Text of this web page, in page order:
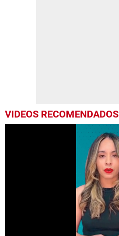
VIDEOS RECOMENDADOS